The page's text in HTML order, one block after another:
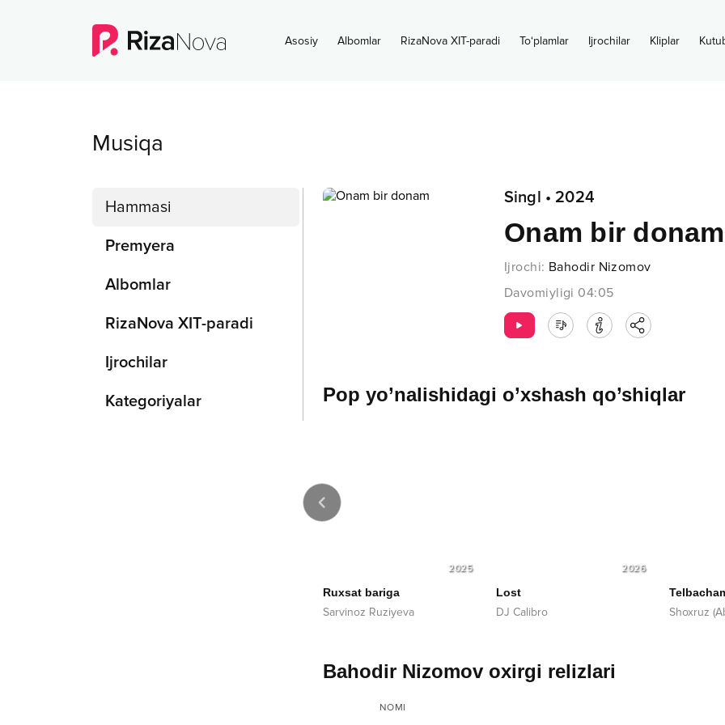
Asosiy Albomlar RizaNova XIT-paradi To‘plamlar Ijrochilar Kliplar
Musiqa
Hammasi
Premyera
Albomlar
RizaNova XIT-paradi
Ijrochilar
Kategoriyalar
Singl • 2024
Onam bir donam
Ijrochi: Bahodir Nizomov
Davomiyligi 04:05
Pop yo’nalishidagi o’xshash qo’shiqlar
Lost
DJ Calibro Shoxruz (Abadiya)
Bahodir Nizomov oxirgi relizlari
NOMI